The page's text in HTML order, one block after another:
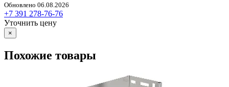
Обновлено 06.08.2026
+7 391 278-76-76
Уточнить цену
×
Похожие товары